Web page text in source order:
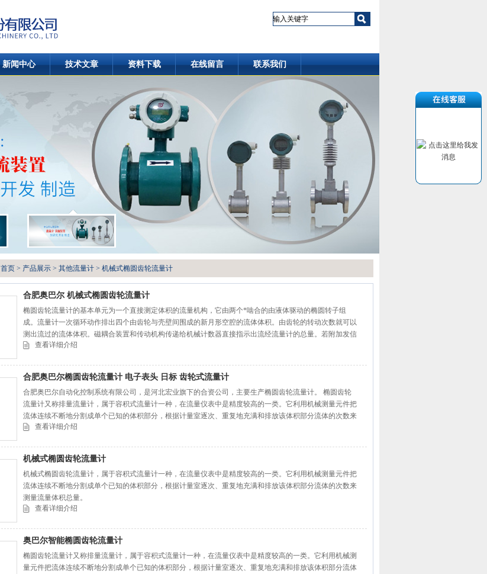
新闻中心 技术文章 资料下载 在线留言 联系我们
首页 > 产品展示 > 其他流量计 > 机械式椭圆齿轮流量计
合肥奥巴尔 机械式椭圆齿轮流量计
椭圆齿轮流量计的基本单元为一个直接测定体积的流量机构，它由两个*啮合的由液体驱动的椭圆转子组
成。流量计一次循环动作排出四个由齿轮与壳壁间围成的新月形空腔的流体体积。由齿轮的转动次数就可以
测出流过的流体体积。磁耦合装置和传动机构传递给机械计数器直接指示出流经流量计的总量。若附加发信
装置后，再配以电显示仪表，可实现远传指示和控制。 合肥奥巴尔 机械式椭圆齿轮流量计
查看详细介绍
合肥奥巴尔椭圆齿轮流量计 电子表头 日标 齿轮式流量计
合肥奥巴尔自动化控制系统有限公司，是河北宏业旗下的合资公司，主要生产椭圆齿轮流量计。 椭圆齿轮
流量计又称排量流量计，属于容积式流量计一种，在流量仪表中是精度较高的一类。它利用机械测量元件把
流体连续不断地分割成单个已知的体积部分，根据计量室逐次、重复地充满和排放该体积部分流体的次数来
测量流量体积总量。 合肥奥巴尔椭圆齿轮流量计 电子表头 日标
查看详细介绍
机械式椭圆齿轮流量计
机械式椭圆齿轮流量计，属于容积式流量计一种，在流量仪表中是精度较高的一类。它利用机械测量元件把
流体连续不断地分割成单个已知的体积部分，根据计量室逐次、重复地充满和排放该体积部分流体的次数来
测量流量体积总量。
查看详细介绍
奥巴尔智能椭圆齿轮流量计
椭圆齿轮流量计又称排量流量计，属于容积式流量计一种，在流量仪表中是精度较高的一类。它利用机械测
量元件把流体连续不断地分割成单个已知的体积部分，根据计量室逐次、重复地充满和排放该体积部分流体